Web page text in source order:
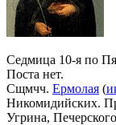
Седмица 10-я по
Поста нет.
Сщмчч. Ермолая (
Никомидийских.
Угрина,